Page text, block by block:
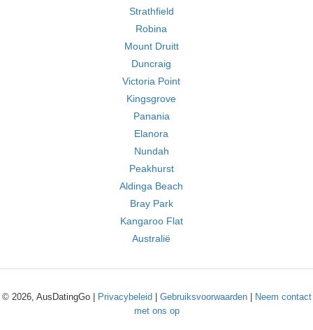
Strathfield
Robina
Mount Druitt
Duncraig
Victoria Point
Kingsgrove
Panania
Elanora
Nundah
Peakhurst
Aldinga Beach
Bray Park
Kangaroo Flat
Australië
© 2026, AusDatingGo | Privacybeleid Gebruiksvoorwaarden|
Neem contact
met ons op